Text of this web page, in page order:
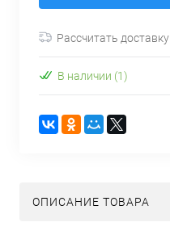
Рассчитать доставку
В наличии (1)
ОПИСАНИЕ ТОВАРА